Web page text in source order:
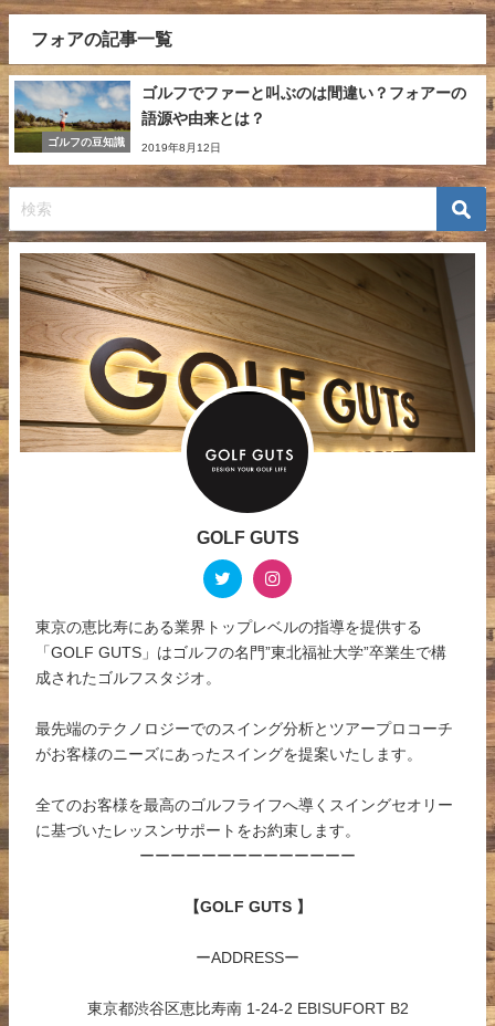
フォアの記事一覧
ゴルフの豆知識
ゴルフでファーと叫ぶのは間違い？フォアーの
語源や由来とは？
2019年8月12日
GOLF GUTS
東京の恵比寿にある業界トップレベルの指導を提供する
「GOLF GUTS」はゴルフの名門”東北福祉大学”卒業生で構
成されたゴルフスタジオ。
最先端のテクノロジーでのスイング分析とツアープロコーチ
がお客様のニーズにあったスイングを提案いたします。
全てのお客様を最高のゴルフライフへ導くスイングセオリー
に基づいたレッスンサポートをお約束します。
ーーーーーーーーーーーーーー
【GOLF GUTS 】
ーADDRESSー
東京都渋谷区恵比寿南 1-24-2 EBISUFORT B2